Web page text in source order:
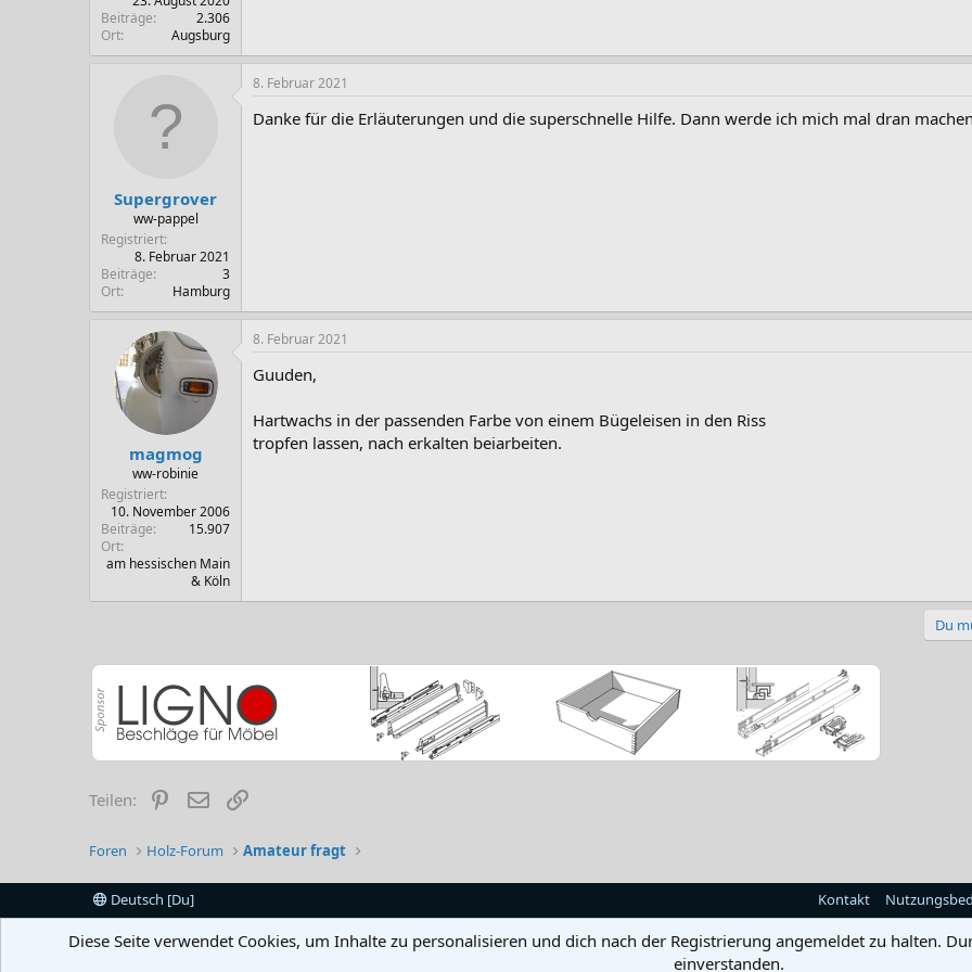
Beiträge
2.306
Ort
Augsburg
Supergrover
ww-pappel
Registriert
8. Februar 2021
Beiträge
3
Ort
Hamburg
8. Februar 2021
Danke für die Erläuterungen und die superschnelle Hilfe. Dann werde ich mich mal dran
magmog
ww-robinie
Registriert
10. November 2006
Beiträge
15.907
Ort
am hessischen Main
& Köln
8. Februar 2021
Guuden,
Hartwachs in der passenden Farbe von einem Bügeleisen in den Riss
tropfen lassen, nach erkalten beiarbeiten.
Du
Teilen: Pinterest
E-Mail
Foren Holz-Forum Amateur fragt
Deutsch [Du] Kontakt
Diese Seite verwendet Cookies, um Inhalte zu personalisieren und dich nach der Registrierung angemeldet zu halten.
einverstanden.